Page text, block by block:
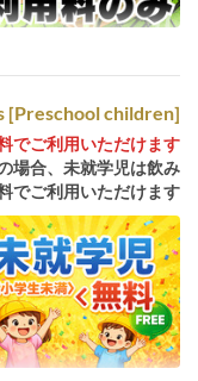
[Preschool children]
ご利用いただけます！
場合、未就学児は飲み
でご利用いただけます🎵